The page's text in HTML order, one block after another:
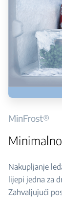
MinFrost®
Nakupljanje
lijepi jedna za
Zahvaljujući